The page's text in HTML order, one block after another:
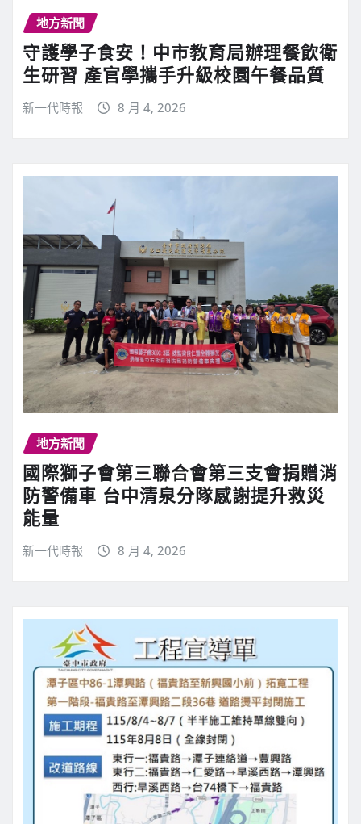
地方新聞
守護學子食安！中市教育局辦理餐飲衛
生研習 產官學攜手升級校園午餐品質
新一代時報 8 月 4, 2026
地方新聞
國際獅子會第三聯合會第三支會捐贈消
防警備車 台中清泉分隊感謝提升救災
能量
新一代時報 8 月 4, 2026